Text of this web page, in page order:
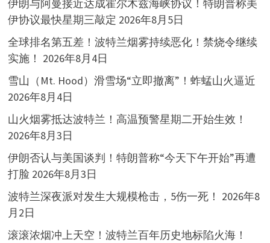
伊朗与阿曼接近达成霍尔木兹海峡协议！特朗普称美
伊协议最快星期三敲定 2026年8月5日
全球排名第五差！波特兰烟雾持续恶化！禁烧令继续
实施！ 2026年8月4日
雪山（Mt. Hood）滑雪场“立即撤离”！蚱蜢山火逼近
2026年8月4日
山火烟雾抵达波特兰！高温预警星期二开始生效！
2026年8月3日
伊朗否认与美国谈判！特朗普称“今天下午开始”再遭
打脸 2026年8月3日
波特兰深夜派对发生大规模枪击，5伤一死！ 2026年8
月2日
滚滚浓烟冲上天空！波特兰百年历史地标陷火海！